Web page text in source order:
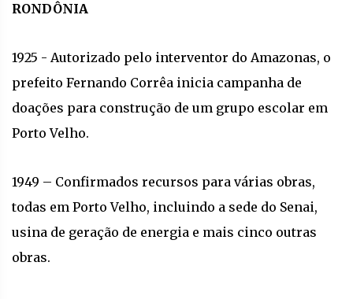
RONDÔNIA
1925 - Autorizado pelo interventor do Amazonas, o
prefeito Fernando Corrêa inicia campanha de
doações para construção de um grupo escolar em
Porto Velho.
1949 – Confirmados recursos para várias obras,
todas em Porto Velho, incluindo a sede do Senai,
usina de geração de energia e mais cinco outras
obras.